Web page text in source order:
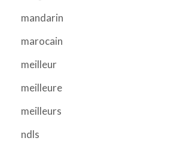
mandarin
marocain
meilleur
meilleure
meilleurs
ndls